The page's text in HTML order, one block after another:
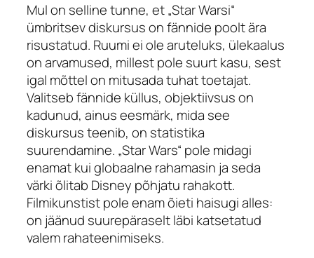
Mul on selline tunne, et „Star Warsi“
ümbritsev diskursus on fännide poolt ära
risustatud. Ruumi ei ole aruteluks, ülekaalus
on arvamused, millest pole suurt kasu, sest
igal mõttel on mitusada tuhat toetajat.
Valitseb fännide küllus, objektiivsus on
kadunud, ainus eesmärk, mida see
diskursus teenib, on statistika
suurendamine. „Star Wars“ pole midagi
enamat kui globaalne rahamasin ja seda
värki õlitab Disney põhjatu rahakott.
Filmikunstist pole enam õieti haisugi alles:
on jäänud suurepäraselt läbi katsetatud
valem rahateenimiseks.